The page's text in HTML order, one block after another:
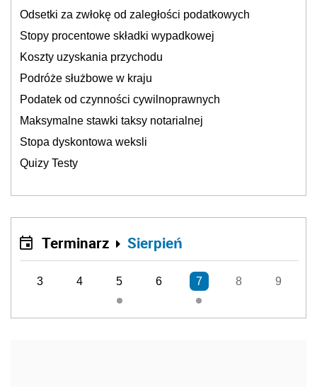
Odsetki za zwłokę od zaległości podatkowych
Stopy procentowe składki wypadkowej
Koszty uzyskania przychodu
Podróże służbowe w kraju
Podatek od czynności cywilnoprawnych
Maksymalne stawki taksy notarialnej
Stopa dyskontowa weksli
Quizy Testy
Terminarz Sierpień
3 4 5 6 7 8 9